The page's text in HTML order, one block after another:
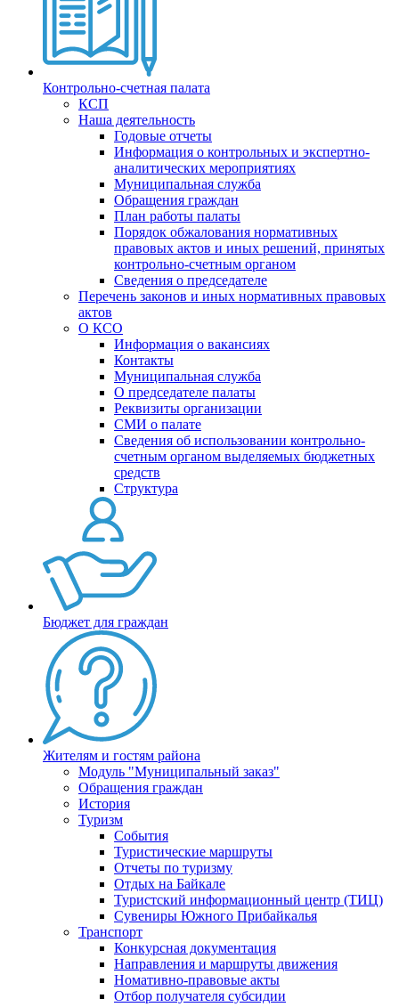
Контрольно-счетная палата
КСП
Наша деятельность
Годовые отчеты
Информация о контрольных и экспертно-
аналитических мероприятиях
Муниципальная служба
Обращения граждан
План работы палаты
Порядок обжалования нормативных
правовых актов и иных решений, принятых
контрольно-счетным органом
Сведения о председателе
Перечень законов и иных нормативных правовых
актов
О КСО
Информация о вакансиях
Контакты
Муниципальная служба
О председателе палаты
Реквизиты организации
СМИ о палате
Сведения об использовании контрольно-
счетным органом выделяемых бюджетных
средств
Структура
Бюджет для граждан
Жителям и гостям района
Модуль "Муниципальный заказ"
Обращения граждан
История
Туризм
События
Туристические маршруты
Отчеты по туризму
Отдых на Байкале
Туристский информационный центр (ТИЦ)
Сувениры Южного Прибайкалья
Транспорт
Конкурсная документация
Направления и маршруты движения
Номативно-правовые акты
Отбор получателя субсидии